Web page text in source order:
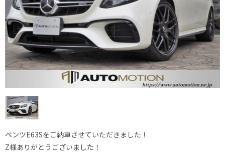
ベンツE63Sをご納車させていただきました！
Z様ありがとうございました！